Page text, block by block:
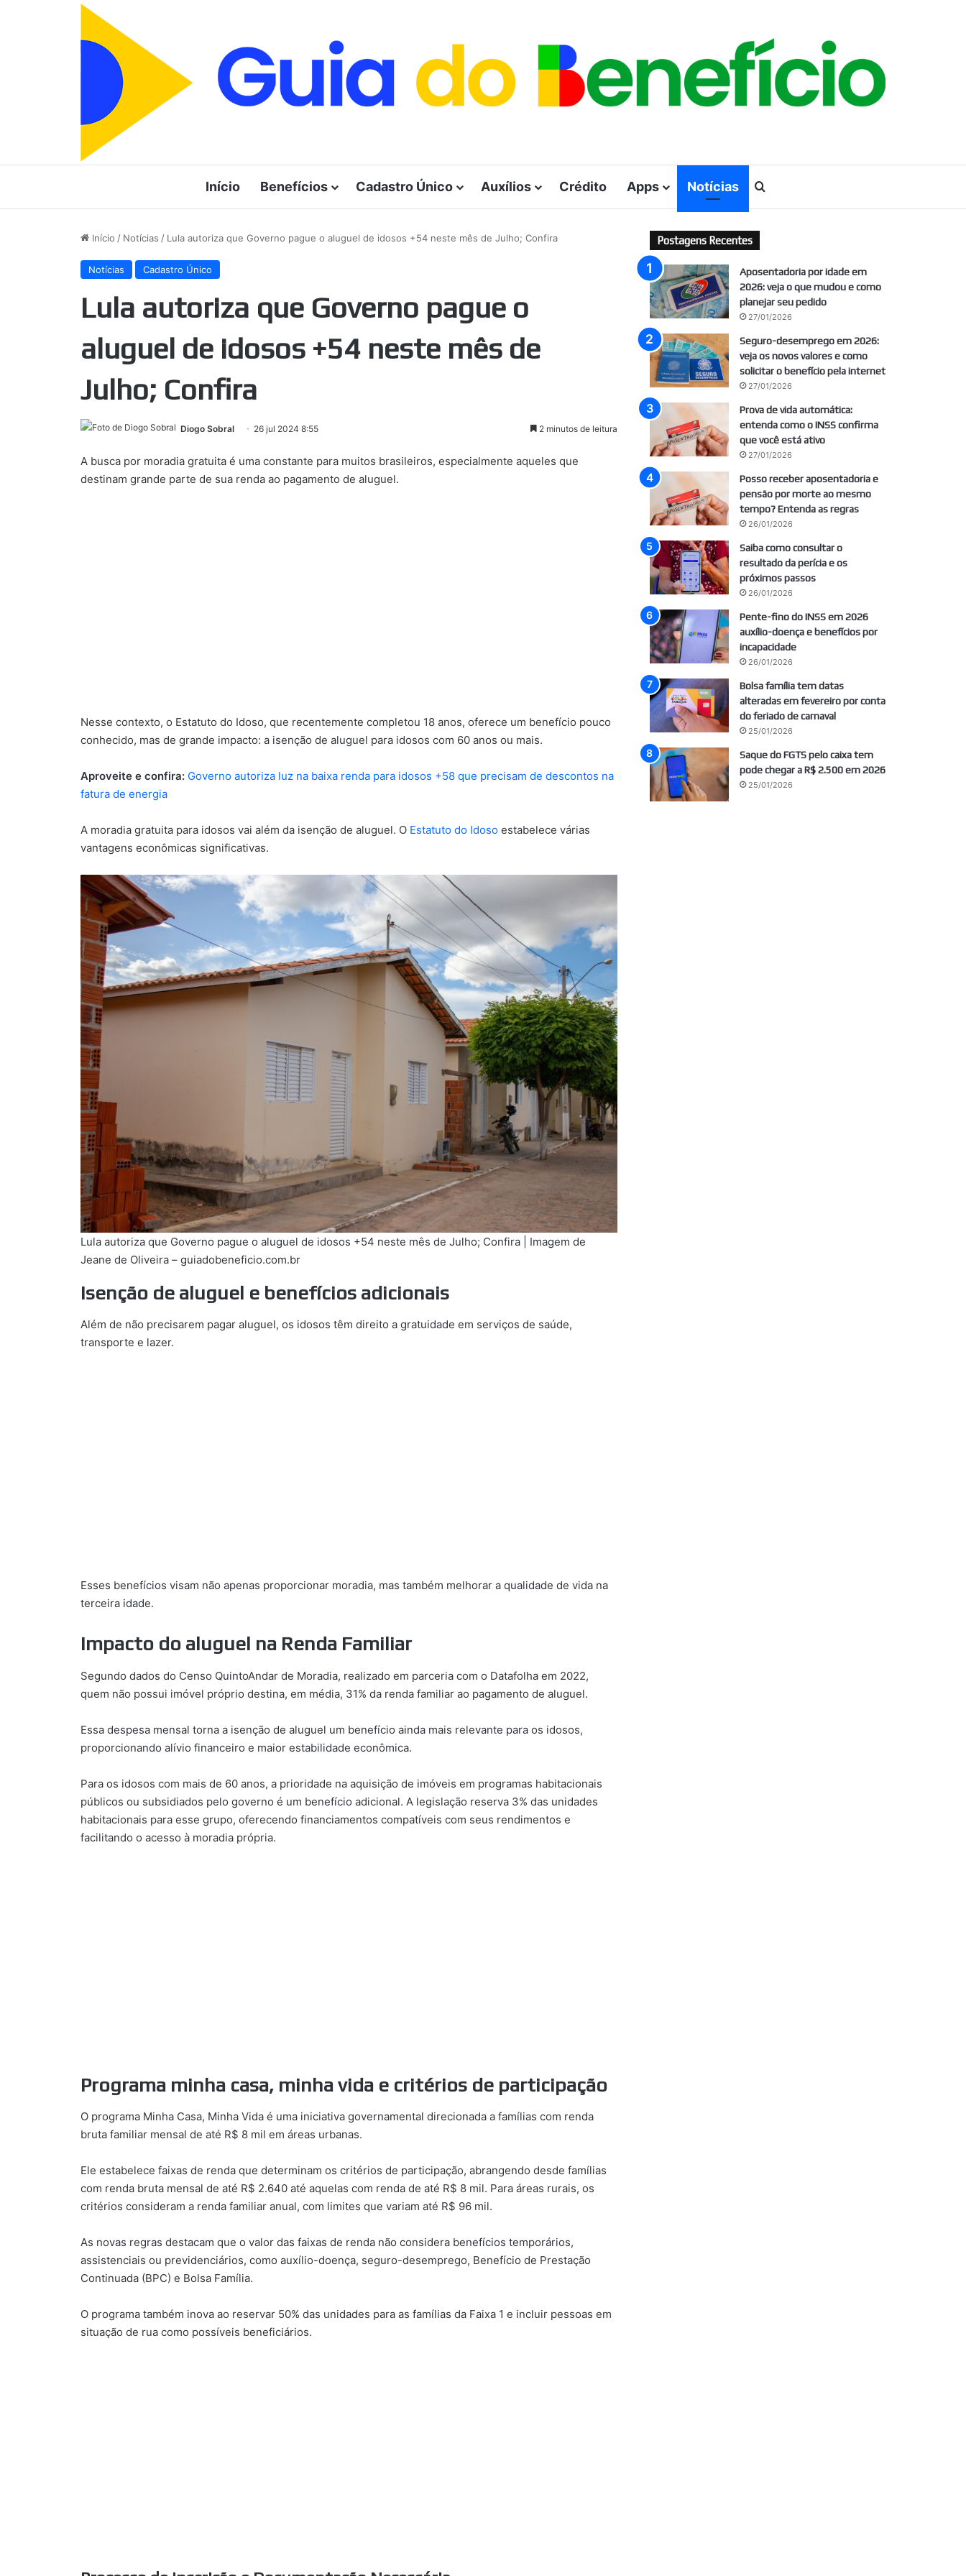
Início Benefícios Cadastro Único Auxílios Crédito Apps Notícias
Início / Notícias / Lula autoriza que Governo pague o aluguel de idosos +54 neste mês de Julho; Confira
Notícias Cadastro Único
Lula autoriza que Governo pague o
aluguel de idosos +54 neste mês de
Julho; Confira
Diogo Sobral 26 jul 2024 8:55 2 minutos de leitura
A busca por moradia gratuita é uma constante para muitos brasileiros, especialmente aqueles que
destinam grande parte de sua renda ao pagamento de aluguel.
Nesse contexto, o Estatuto do Idoso, que recentemente completou 18 anos, oferece um benefício pouco
conhecido, mas de grande impacto: a isenção de aluguel para idosos com 60 anos ou mais.
Aproveite e confira: Governo autoriza luz na baixa renda para idosos +58 que precisam de descontos na
fatura de energia
A moradia gratuita para idosos vai além da isenção de aluguel. O Estatuto do Idoso estabelece várias
vantagens econômicas significativas.
Lula autoriza que Governo pague o aluguel de idosos +54 neste mês de Julho; Confira | Imagem de
Jeane de Oliveira – guiadobeneficio.com.br
Isenção de aluguel e benefícios adicionais
Além de não precisarem pagar aluguel, os idosos têm direito a gratuidade em serviços de saúde,
transporte e lazer.
Esses benefícios visam não apenas proporcionar moradia, mas também melhorar a qualidade de vida na
terceira idade.
Impacto do aluguel na Renda Familiar
Segundo dados do Censo QuintoAndar de Moradia, realizado em parceria com o Datafolha em 2022,
quem não possui imóvel próprio destina, em média, 31% da renda familiar ao pagamento de aluguel.
Essa despesa mensal torna a isenção de aluguel um benefício ainda mais relevante para os idosos,
proporcionando alívio financeiro e maior estabilidade econômica.
Para os idosos com mais de 60 anos, a prioridade na aquisição de imóveis em programas habitacionais
públicos ou subsidiados pelo governo é um benefício adicional. A legislação reserva 3% das unidades
habitacionais para esse grupo, oferecendo financiamentos compatíveis com seus rendimentos e
facilitando o acesso à moradia própria.
Programa minha casa, minha vida e critérios de participação
O programa Minha Casa, Minha Vida é uma iniciativa governamental direcionada a famílias com renda
bruta familiar mensal de até R$ 8 mil em áreas urbanas.
Ele estabelece faixas de renda que determinam os critérios de participação, abrangendo desde famílias
com renda bruta mensal de até R$ 2.640 até aquelas com renda de até R$ 8 mil. Para áreas rurais, os
critérios consideram a renda familiar anual, com limites que variam até R$ 96 mil.
As novas regras destacam que o valor das faixas de renda não considera benefícios temporários,
assistenciais ou previdenciários, como auxílio-doença, seguro-desemprego, Benefício de Prestação
Continuada (BPC) e Bolsa Família.
O programa também inova ao reservar 50% das unidades para as famílias da Faixa 1 e incluir pessoas em
situação de rua como possíveis beneficiários.
Postagens Recentes
Aposentadoria por idade em
2026: veja o que mudou e como
planejar seu pedido
27/01/2026
Seguro-desemprego em 2026:
veja os novos valores e como
solicitar o benefício pela internet
27/01/2026
Prova de vida automática:
entenda como o INSS confirma
que você está ativo
27/01/2026
Posso receber aposentadoria e
pensão por morte ao mesmo
tempo? Entenda as regras
26/01/2026
Saiba como consultar o
resultado da perícia e os
próximos passos
26/01/2026
Pente-fino do INSS em 2026
auxílio-doença e benefícios por
incapacidade
26/01/2026
Bolsa família tem datas
alteradas em fevereiro por conta
do feriado de carnaval
25/01/2026
Saque do FGTS pelo caixa tem
pode chegar a R$ 2.500 em 2026
25/01/2026